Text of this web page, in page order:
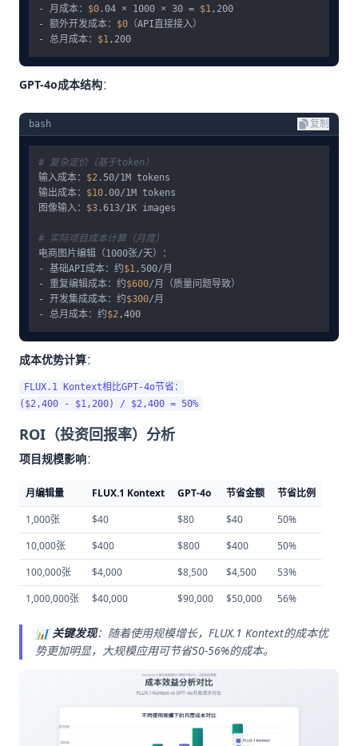
- 月成本： $0 .04 × 1000 × 30 = $1 ,200
- 额外开发成本： $0 （API直接接入）
- 总月成本： $1
GPT-4o成本结构：
bash 复制
# 复杂定价（基于token）
输入成本： $2 .50/1M tokens
输出成本： $10 .00/1M tokens
图像输入： $3 .613/1K images
# 实际项目成本计算（月度）
电商图片编辑（1000张/天）：
- 基础API成本：约$1 ,500/月
- 重复编辑成本：约$600/月（质量问题导致）
- 开发集成成本：约$300/月
- 总月成本：约$2
成本优势计算：
FLUX.1 Kontext相比GPT-4o节省：
ROI（投资回报率）分析
项目规模影响：
月编辑量 FLUX.1 Kontext GPT-4o 节省金额
节省比例
1,000张
$40 $80 $40
50%
10,000张
$400 $800 $400
50%
100,000张
$4,000 $8,500 $4,500
53%
1,000,000张
$40,000 $90,000 $50,000 56%
📊 关键发现：随着使用规模增长，FLUX.1 Kontext的成本优
势更加明显，大规模应用可节省50-56%的成本。